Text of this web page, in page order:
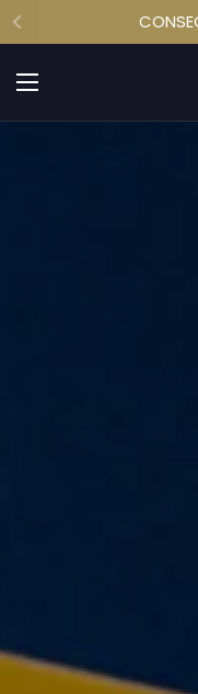
Passa ai contenuti
Apri menu